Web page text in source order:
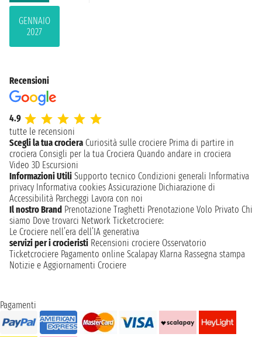
GENNAIO
2027
Recensioni
4.9
tutte le recensioni
Scegli la tua crociera Curiosità sulle crociere Prima di partire in
crociera Consigli per la tua Crociera Quando andare in crociera
Video 3D Escursioni
Informazioni Utili Supporto tecnico Condizioni generali Informativa
privacy Informativa cookies Assicurazione Dichiarazione di
Accessibilità Parcheggi Lavora con noi
Il nostro Brand Prenotazione Traghetti Prenotazione Volo Privato Chi
siamo Dove trovarci Network Ticketcrociere:
Le Crociere nell’era dell’IA generativa
servizi per i crocieristi Recensioni crociere Osservatorio
Ticketcrociere Pagamento online Scalapay Klarna Rassegna stampa
Notizie e Aggiornamenti Crociere
Pagamenti